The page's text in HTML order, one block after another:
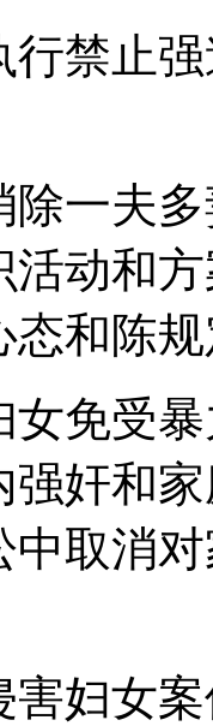
行禁止
除一夫
活动和
态和陈
女免受
强奸和
中取消
害妇女